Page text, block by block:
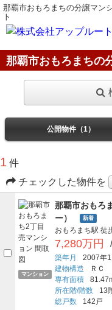
那覇市おもろまちの分譲マン
ト
那覇市おもろまちの
公開物件（1）
1 件
チェックした物件を
マンション
那覇市おもろ
ー）
新着
おもろまち駅 徒
7,280万円
築年月 2007年
建物構造
ＲＣ
専有面積
所在階/階数 13
総戸数
142戸